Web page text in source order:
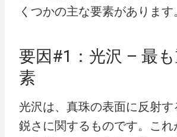
くつかの主な要素があります
要因#1：光沢 – 最
素
光沢は、真珠の表面に反射す
鋭さに関するものです。こ